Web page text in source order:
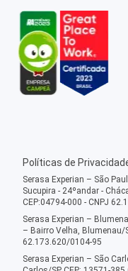
Políticas de
Serasa Experian – São
Sucupira - 24ºandar -
CEP:04794-000 - CNPJ
Serasa Experian –
– Bairro Velha, Blumenau/
62.173.620/0104-95
Serasa Experian – São